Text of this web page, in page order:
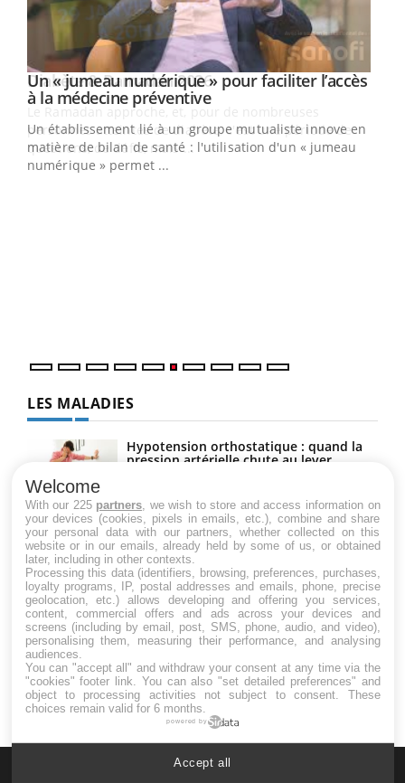
Youtube
Un « jumeau numérique » pour faciliter l’accès
à la médecine préventiveYoutube
Un établissement lié à un groupe mutualiste innove en
matière de bilan de santé : l'utilisation d'un « jumeau
numérique » permet ...
LES MALADIES
Hypotension orthostatique : quand la
pression artérielle chute au lever
Drépanocytose : une déformation des
globules rouges aux conséquences
graves
Maladie de Charcot (Sclérose latérale
amyotrophique)
Welcome
With our 225 partners , we wish to store and access information on
your devices (cookies, pixels in emails, etc.), combine and share
your personal data with our partners, whether collected on this
website or in our emails, already held by some of us, or obtained
later, including in other contexts.
Processing this data (identifiers, browsing, preferences, purchases,
loyalty programs, IP, postal addresses and emails, phone, precise
geolocation, etc.) allows developing and offering you services,
content, commercial offers and ads across your devices and
screens (including by email, post, SMS, phone, audio, and video),
personalising them, measuring their performance, and analysing
audiences.
You can "accept all" and withdraw your consent at any time via the
"cookies" footer link . You can also "set detailed preferences" and
object to processing activities not subject to consent. These
choices remain valid for 6 months.
powered by
Accept all